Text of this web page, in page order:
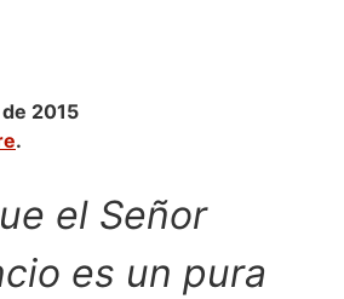
2015
.
el Señor
es un pura